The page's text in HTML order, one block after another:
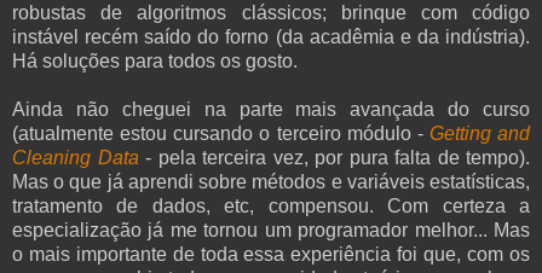
robustas de algoritmos clássicos; brinque com código
instável recém saído do forno (da acadêmia e da indústria).
Há soluções para todos os gosto.
Ainda não cheguei na parte mais avançada do curso
(atualmente estou cursando o terceiro módulo - Getting and
Cleaning Data - pela terceira vez, por pura falta de tempo).
Mas o que já aprendi sobre métodos e variáveis estatísticas,
tratamento de dados, etc, compensou. Com certeza a
especialização já me tornou um programador melhor... Mas
o mais importante de toda essa experiência foi que, com os